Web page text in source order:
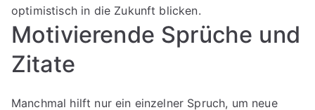
optimistisch in die Zukunft blicken.
Motivierende Sprüche und
Zitate
Manchmal hilft nur ein einzelner Spruch, um neue